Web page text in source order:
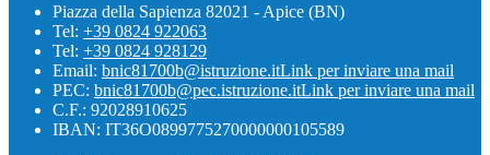
Piazza della Sapienza 82021 - Apice (BN)
Tel: +39 0824 922063
Tel: +39 0824 928129
Email: bnic81700b@istruzione.itLink per inviare una mail
PEC: bnic81700b@pec.istruzione.itLink per inviare una mail
C.F.: 92028910625
IBAN: IT36O0899775270000000105589